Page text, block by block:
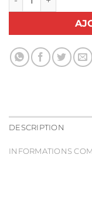
DESCRIPTION
INFORMATIONS